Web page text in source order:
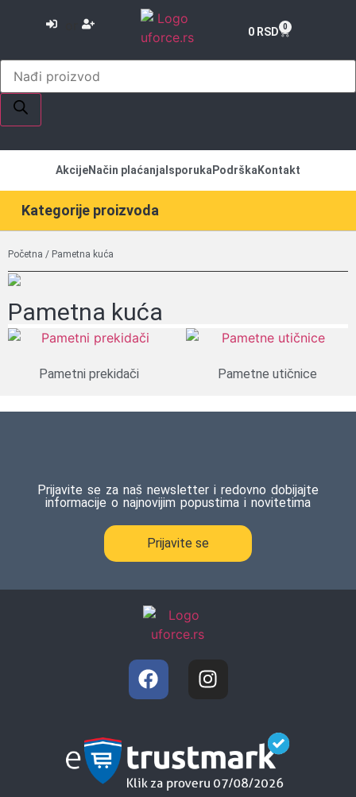
0 RSD 0
Kategorije proizvoda
AkcijeNačin plaćanja Isporuka Podrška Kontakt
Početna / Pametna kuća
Pametna kuća
Pametni prekidači Pametne utičnice
Prijavite se za naš newsletter i redovno dobijajte
informacije o najnovijim popustima i novitetima
Prijavite se